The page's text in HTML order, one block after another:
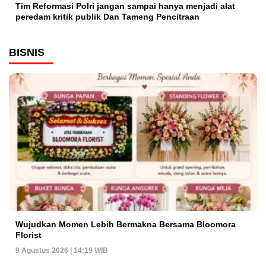
Tim Reformasi Polri jangan sampai hanya menjadi alat
peredam kritik publik Dan Tameng Pencitraan
BISNIS
Wujudkan Momen Lebih Bermakna Bersama Bloomora
Florist
9 Agustus 2026 | 14:19 WIB